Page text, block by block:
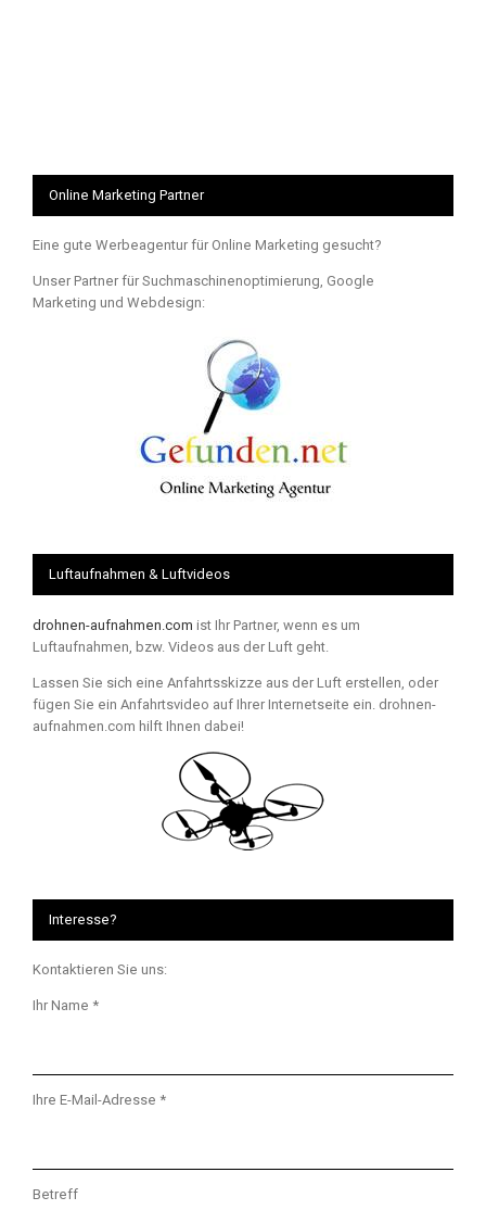
Online Marketing Partner
Eine gute Werbeagentur für Online Marketing gesucht?
Unser Partner für Suchmaschinenoptimierung, Google
Marketing und Webdesign:
Luftaufnahmen & Luftvideos
drohnen-aufnahmen.com ist Ihr Partner, wenn es um
Luftaufnahmen, bzw. Videos aus der Luft geht.
Lassen Sie sich eine Anfahrtsskizze aus der Luft erstellen, oder
fügen Sie ein Anfahrtsvideo auf Ihrer Internetseite ein. drohnen-
aufnahmen.com hilft Ihnen dabei!
Interesse?
Kontaktieren Sie uns:
Ihr Name *
Ihre E-Mail-Adresse *
Betreff